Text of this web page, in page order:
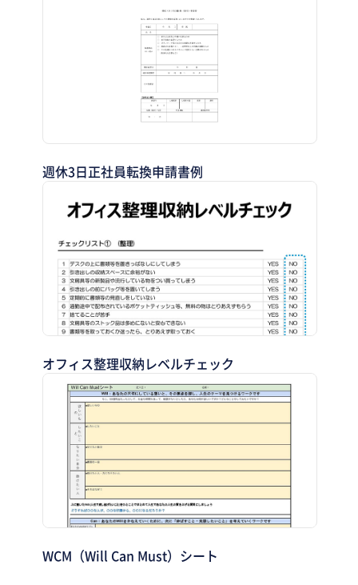
週休3日正社員転換申請書例
オフィス整理収納レベルチェック
WCM（Will Can Must）シート